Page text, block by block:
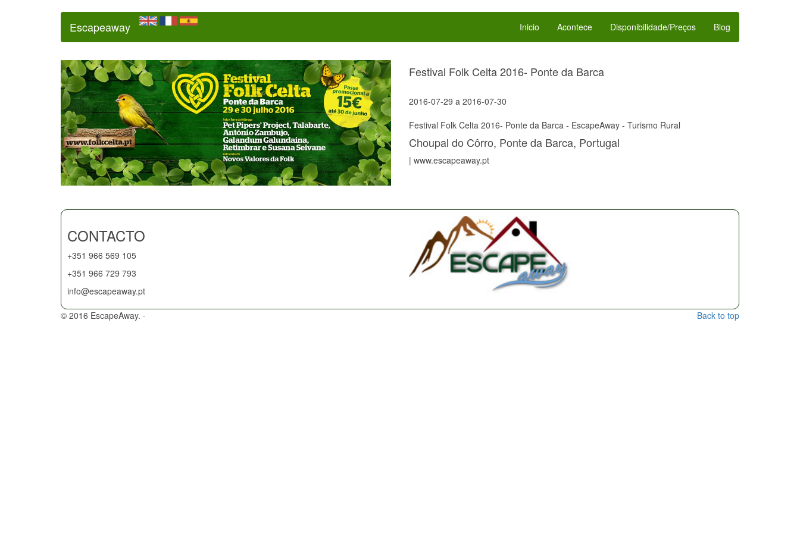
Escapeaway Inicio Acontece Disponibilidade/Preços Blog
Festival Folk Celta 2016- Ponte da Barca
2016-07-29 a 2016-07-30
Festival Folk Celta 2016- Ponte da Barca - EscapeAway - Turismo Rural
Choupal do Côrro, Ponte da Barca, Portugal
| www.escapeaway.pt
CONTACTO
+351 966 569 105
+351 966 729 793
info@escapeaway.pt
Back to top
© 2016 EscapeAway. ·